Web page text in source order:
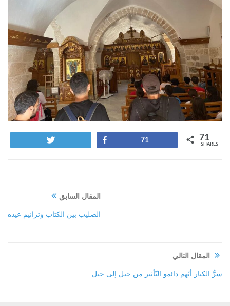
71 71
SHARES
المقال السابق
الصليب بين الكتاب وترانيم عيده
المقال التالي
سرُّ الكبار أنّهم دائمو التّأثير من جيل إلى جيل